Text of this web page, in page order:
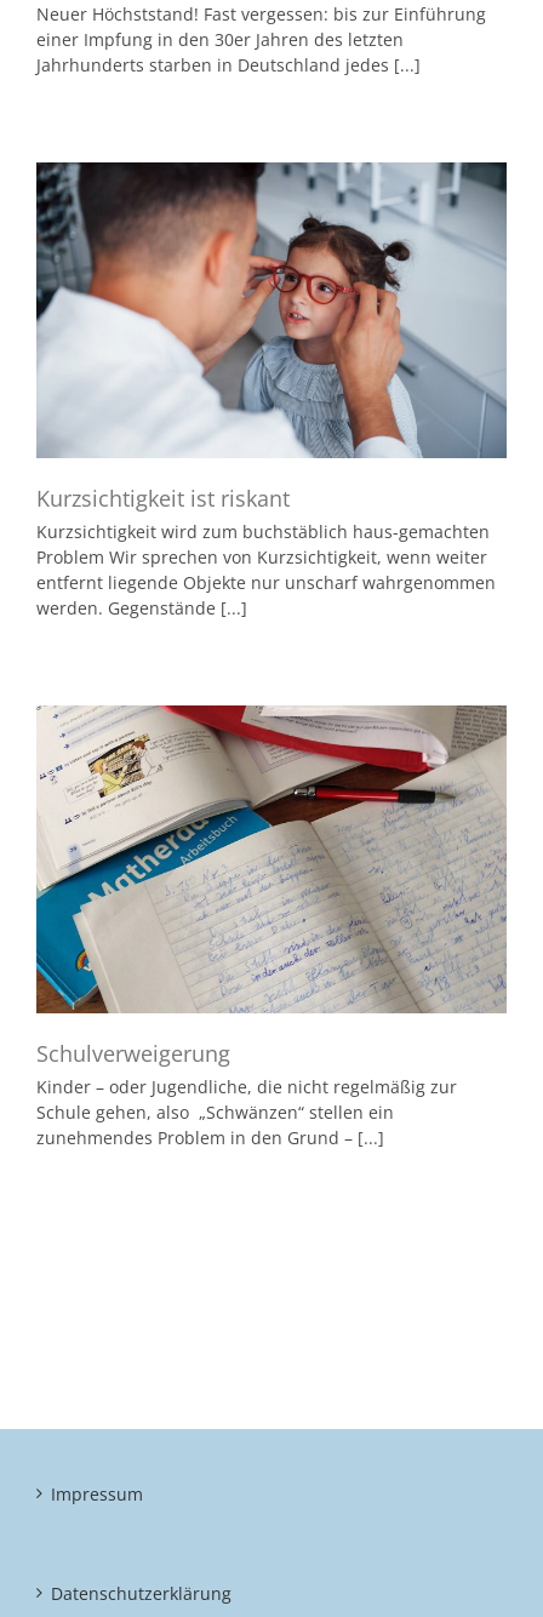
Neuer Höchststand! Fast vergessen: bis zur Einführung
einer Impfung in den 30er Jahren des letzten
Jahrhunderts starben in Deutschland jedes [...]
Kurzsichtigkeit ist riskant
Kurzsichtigkeit wird zum buchstäblich haus-gemachten
Problem Wir sprechen von Kurzsichtigkeit, wenn weiter
entfernt liegende Objekte nur unscharf wahrgenommen
werden. Gegenstände [...]
Schulverweigerung
Kinder – oder Jugendliche, die nicht regelmäßig zur
Schule gehen, also „Schwänzen“ stellen ein
zunehmendes Problem in den Grund – [...]
Impressum
Datenschutzerklärung